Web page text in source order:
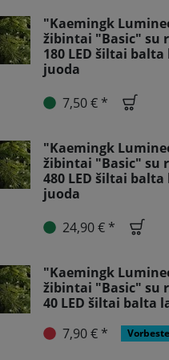
"Kaemingk
žibintai "Basic" su
180 LED šiltai
juoda
7,50 € *
"Kaemingk
žibintai "Basic" su
480 LED šiltai balta
juoda
24,90 € *
"Kaemingk
žibintai "Basic" su
40 LED šiltai balta
7,90 € *